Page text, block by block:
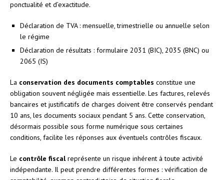
ponctualité et d’exactitude.
Déclaration de TVA : mensuelle, trimestrielle ou annuelle selon
le régime
Déclaration de résultats : formulaire 2031 (BIC), 2035 (BNC) ou
2065 (IS)
La conservation des documents comptables constitue une
obligation souvent négligée mais essentielle. Les factures, relevés
bancaires et justificatifs de charges doivent être conservés pendant
10 ans, les documents sociaux pendant 5 ans. Cette conservation,
désormais possible sous forme numérique sous certaines
conditions, facilite les réponses aux éventuels contrôles fiscaux.
Le contrôle fiscalreprésente un risque inhérent à toute activité
indépendante. Il peut prendre différentes formes : vérification de